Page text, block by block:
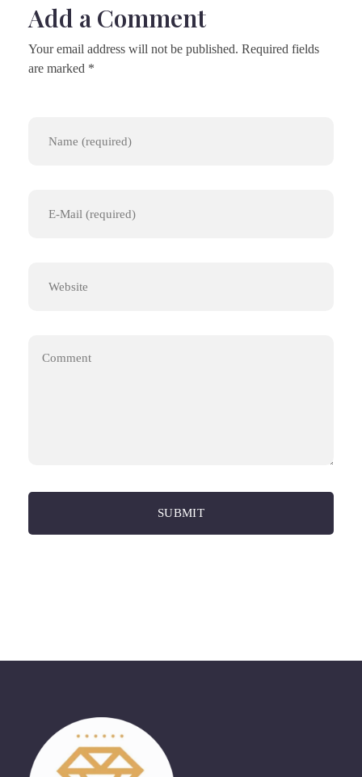
Add a Comment
Your email address will not be published. Required fields
are marked *